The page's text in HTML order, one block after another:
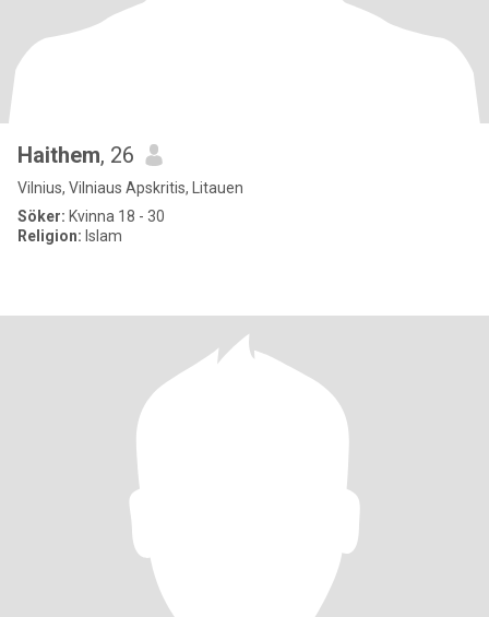
Haithem, 26
Vilnius, Vilniaus Apskritis, Litauen
Söker: Kvinna 18 - 30
Religion: Islam